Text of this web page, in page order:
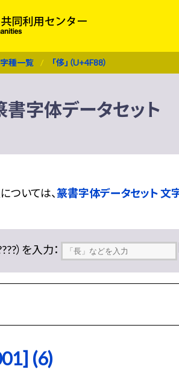
種一覧 「侈」（U+4F88）
書字体データセット
ついては、篆書字体データセット 文
）を入力：
(6)